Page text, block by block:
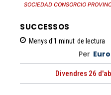
SOCIEDAD CONSORCIO
SUCCESSOS
Menys d'1 minut de lectura
Per
Divendres 26